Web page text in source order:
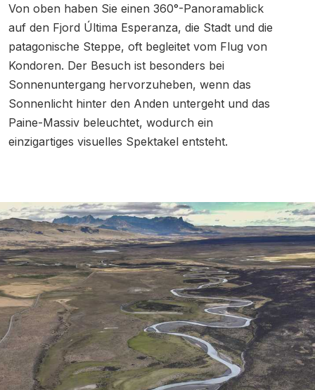
Von oben haben Sie einen 360°-Panoramablick
auf den Fjord Última Esperanza, die Stadt und die
patagonische Steppe, oft begleitet vom Flug von
Kondoren. Der Besuch ist besonders bei
Sonnenuntergang hervorzuheben, wenn das
Sonnenlicht hinter den Anden untergeht und das
Paine-Massiv beleuchtet, wodurch ein
einzigartiges visuelles Spektakel entsteht.